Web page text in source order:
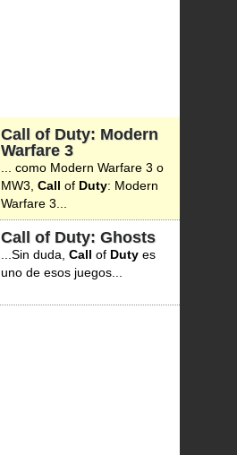
Call of Duty: Modern
Warfare 3
... como Modern Warfare 3 o
MW3, Call of Duty: Modern
Warfare 3...
Call of Duty: Ghosts
...Sin duda, Call of Duty es
uno de esos juegos...